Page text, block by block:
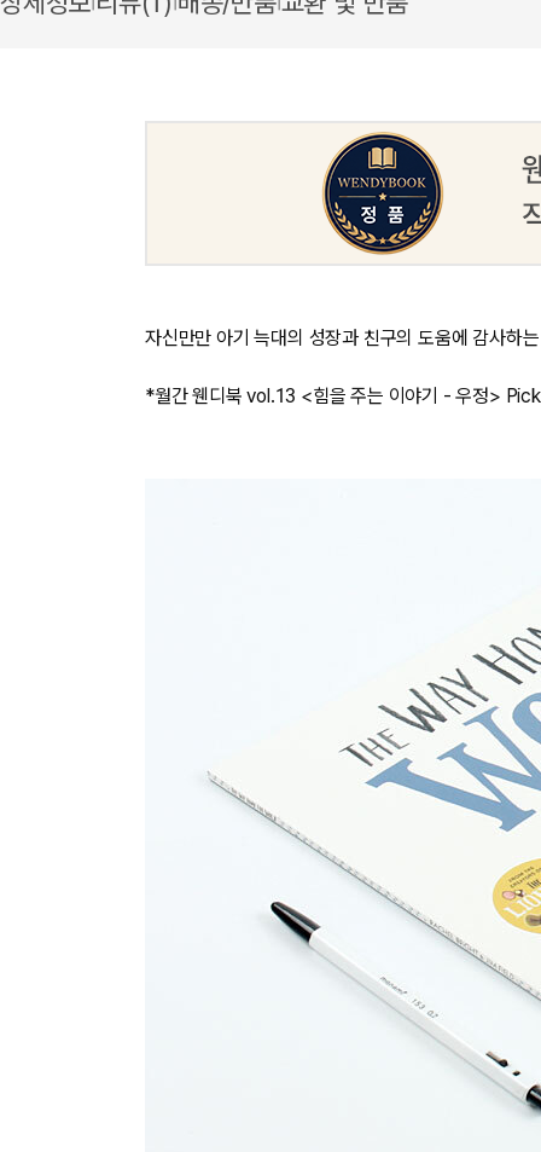
자신만만 아기 늑대의 성장과 친구의 도움에 감사하
*월간 웬디북 vol.13 <힘을 주는 이야기 - 우정> Pick